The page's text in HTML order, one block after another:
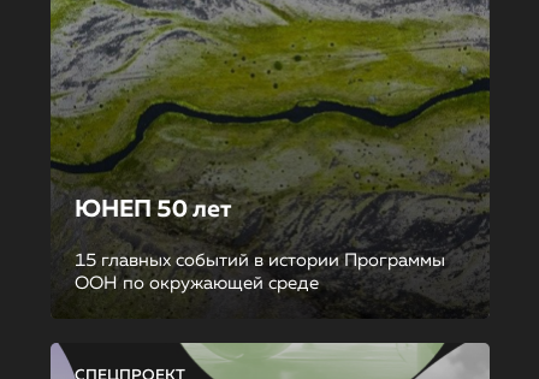
ЮНЕП 50 лет
15 главных событий в истории Программы
ООН по окружающей среде